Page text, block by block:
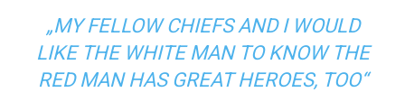
„MY FELLOW CHIEFS AND I WOULD
LIKE THE WHITE MAN TO KNOW THE
RED MAN HAS GREAT HEROES, TOO“